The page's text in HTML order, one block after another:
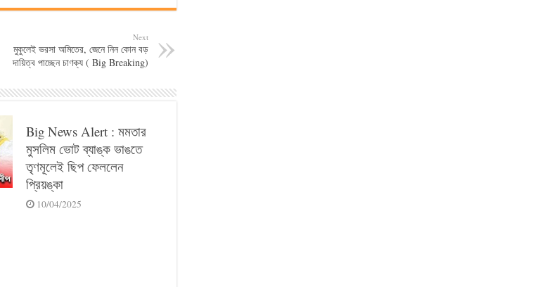
Next
মুকুলেই ভরসা অমিতের, জেনে নিন কোন বড়
দায়িত্ব পাচ্ছেন চাণক্য ( Big Breaking)
Big News Alert : মমতার
মুসলিম ভোট ব্যাঙ্ক ভাঙতে
তৃণমূলেই ছিপ ফেললেন
প্রিয়ঙ্কা
10/04/2025